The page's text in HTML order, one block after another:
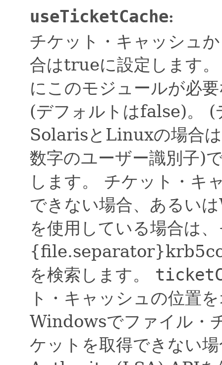
useTicketCache:
チケット・キャッシュ
合はtrueに設定します。
にこのモジュールが必
(デフォルトはfalse)。
(
SolarisとLinuxの場合
数字のユーザー識別子)
します。
チケット・キ
できない場合、あるい
を使用している場合は
を検索します。
ト・キャッシュの位置
Windowsでファイル・
ケットを取得できない